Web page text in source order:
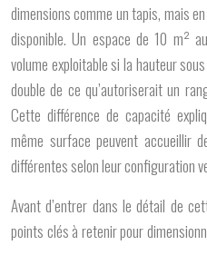
dimensions comme un tapis, mais
disponible. Un espace de 10 m²
volume exploitable si la hauteur
double de ce qu’autoriserait un
Cette différence de capacité
même surface peuvent accueillir
différentes selon leur configuration
Avant d’entrer dans le détail de
points clés à retenir pour